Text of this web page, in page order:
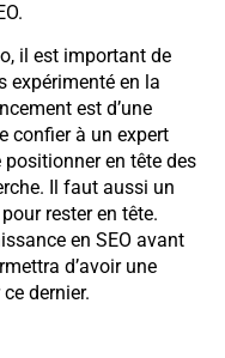
il est important de
expérimenté en la
est d’une
confier à un expert
en tête des
Il faut aussi un
rester en tête.
en SEO avant
d’avoir une
dernier.